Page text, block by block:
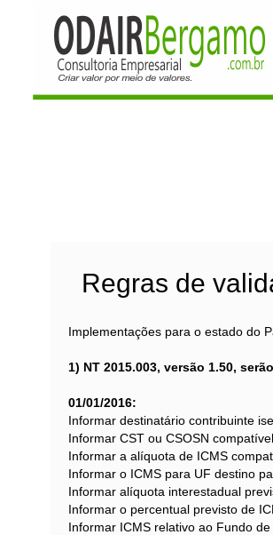
Regras de
Implementações para o estado do
1) NT 2015.003, versão 1.50,
01/01/2016:
Informar destinatário contribuinte
Informar CST ou CSOSN
Informar a alíquota de ICMS
Informar o ICMS para UF destino
Informar alíquota interestadual
Informar o percentual previsto de
Informar ICMS relativo ao Fundo